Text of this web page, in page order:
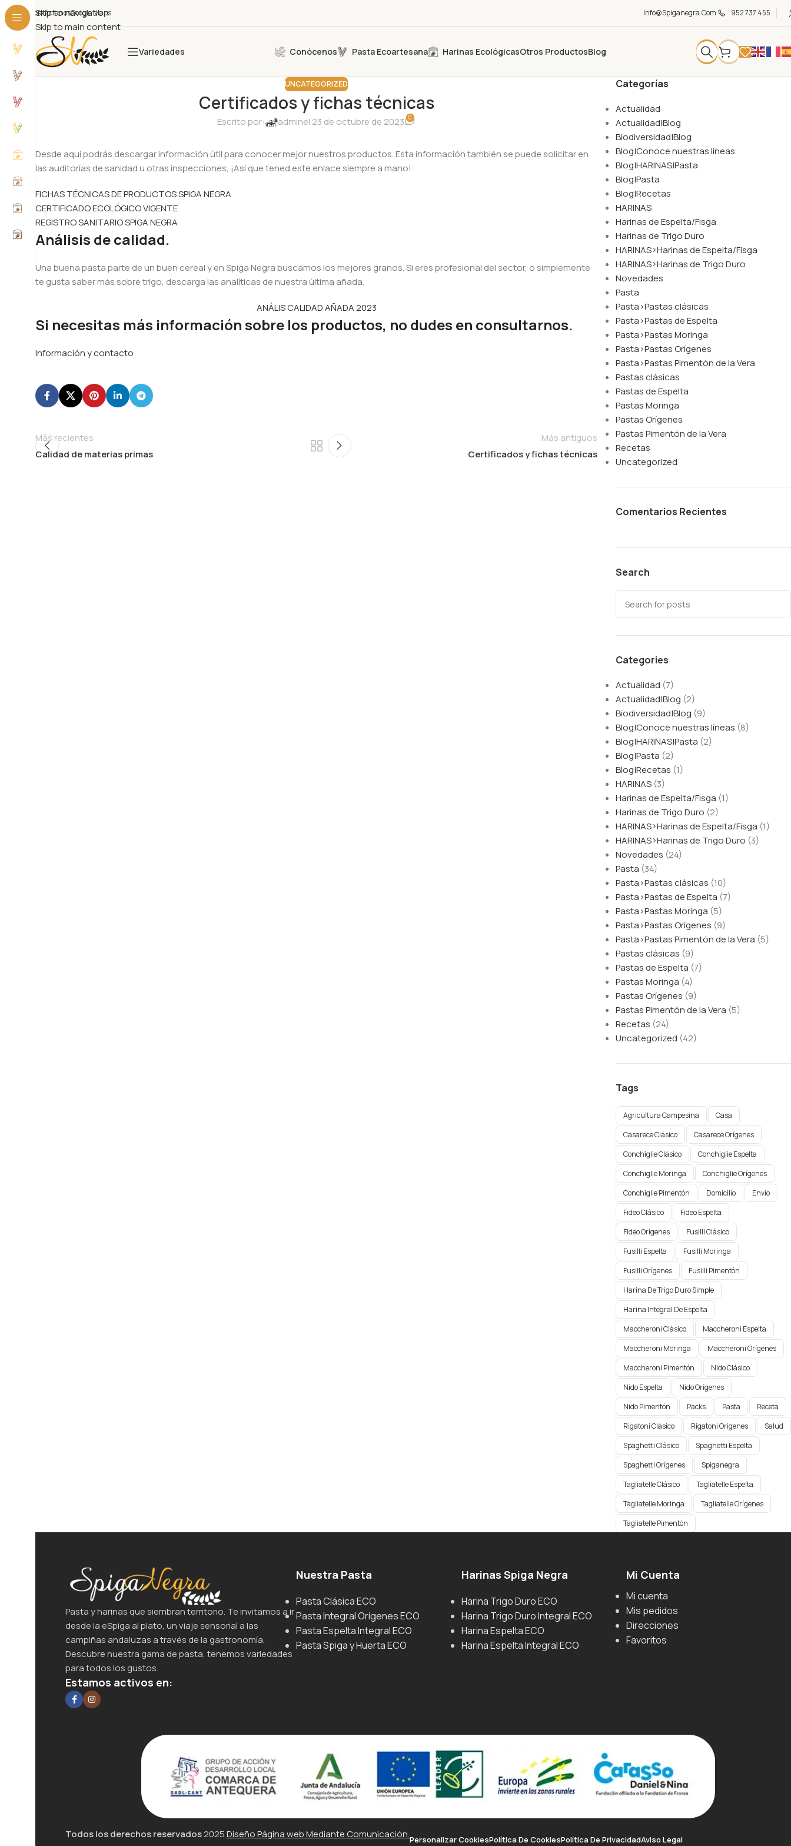
Skip to navigation
Skip to main content
ContáctanosGoogle Maps Info@spiganegra.com 952 737 455
Variedades Conócenos Pasta Ecoartesana Harinas EcológicasOtros ProductosBlog
UNCATEGORIZED
Certificados y fichas técnicas
Escrito por: adminel 23 de octubre de 2023 0
Desde aquí podrás descargar información útil para conocer mejor nuestros productos. Esta información también se puede solicitar en
las auditorías de sanidad u otras inspecciones, ¡Así que tened este enlace siempre a mano!
FICHAS TÉCNICAS DE PRODUCTOS SPIGA NEGRA
CERTIFICADO ECOLÓGICO VIGENTE
REGISTRO SANITARIO SPIGA NEGRA
Análisis de calidad.
Una buena pasta parte de un buen cereal y en Spiga Negra buscamos los mejores granos. Si eres profesional del sector, o simplemente
te gusta saber más sobre trigo, descarga las analíticas de nuestra última añada.
ANÁLIS CALIDAD AÑADA 2023
Si necesitas más información sobre los productos, no dudes en consultarnos.
Información y contacto
Más recientes
Calidad de materias primas
Más antiguos
Certificados y fichas técnicas
Categorías
Actualidad
Actualidad|Blog
Biodiversidad|Blog
Blog|Conoce nuestras líneas
Blog|HARINAS|Pasta
Blog|Pasta
Blog|Recetas
HARINAS
Harinas de Espelta/Fisga
Harinas de Trigo Duro
HARINAS>Harinas de Espelta/Fisga
HARINAS>Harinas de Trigo Duro
Novedades
Pasta
Pasta>Pastas clásicas
Pasta>Pastas de Espelta
Pasta>Pastas Moringa
Pasta>Pastas Orígenes
Pasta>Pastas Pimentón de la Vera
Pastas clásicas
Pastas de Espelta
Pastas Moringa
Pastas Orígenes
Pastas Pimentón de la Vera
Recetas
Uncategorized
Comentarios Recientes
Search
Categories
Actualidad (7)
Actualidad|Blog (2)
Biodiversidad|Blog (9)
Blog|Conoce nuestras líneas (8)
Blog|HARINAS|Pasta (2)
Blog|Pasta (2)
Blog|Recetas (1)
HARINAS(3)
Harinas de Espelta/Fisga (1)
Harinas de Trigo Duro (2)
HARINAS>Harinas de Espelta/Fisga (1)
HARINAS>Harinas de Trigo Duro (3)
Novedades (24)
Pasta (34)
Pasta>Pastas clásicas (10)
Pasta>Pastas de Espelta (7)
Pasta>Pastas Moringa (5)
Pasta>Pastas Orígenes (9)
Pasta>Pastas Pimentón de la Vera (5)
Pastas clásicas (9)
Pastas de Espelta (7)
Pastas Moringa (4)
Pastas Orígenes (9)
Pastas Pimentón de la Vera (5)
Recetas (24)
Uncategorized (42)
Tags
Agricultura Campesina
Casa
Casarece Clásico
Casarece Orígenes
Conchiglie Clásico
Conchiglie Espelta
Conchiglie Moringa
Conchiglie Orígenes​
Conchiglie Pimentón
Domicilio
Envío
Fideo Clásico
Fideo Espelta
Fideo Orígenes
Fusilli Clásico
Fusilli Espelta
Fusilli Moringa
Fusilli Orígenes​
Fusilli Pimentón
Harina De Trigo Duro Simple
Harina Integral De Espelta
Maccheroni Clásico
Maccheroni Espelta
Maccheroni Moringa
Maccheroni Orígenes​
Maccheroni Pimentón
Nido Clásico
Nido Espelta
Nido Orígenes
Nido Pimentón
Packs Pasta
Receta
Rigatoni Clásico
Rigatoni Orígenes
Salud
Spaghetti Clásico
Spaghetti Espelta
Spaghetti Orígenes​
Spiganegra
Tagliatelle Clásico
Tagliatelle Espelta
Tagliatelle Moringa
Tagliatelle Orígenes
Tagliatelle Pimentón
Pasta y harinas que siembran territorio. Te invitamos a ir
desde la eSpiga al plato, un viaje sensorial a las
campiñas andaluzas a través de la gastronomía.
Descubre nuestra gama de pasta, tenemos variedades
para todos los gustos.
Estamos activos en:
Nuestra Pasta
Pasta Clásica ECO
Pasta Integral Orígenes ECO
Pasta Espelta Integral ECO
Pasta Spiga y Huerta ECO
Harinas Spiga Negra
Harina Trigo Duro ECO
Harina Trigo Duro Integral ECO
Harina Espelta ECO
Harina Espelta Integral ECO
Mi Cuenta
Mi cuenta
Mis pedidos
Direcciones
Favoritos
Todos los derechos reservados2025Diseño Página web Mediante Comunicación.Personalizar CookiesPolítica De CookiesPolítica De PrivacidadAviso Legal